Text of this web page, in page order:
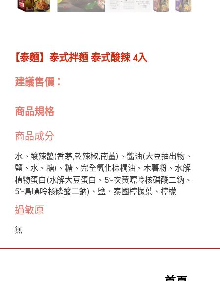
【泰麵】泰式拌麵 泰式酸辣 4入
建議售價：
商品規格
商品成分
水、酸辣醬(香茅,乾辣椒,南薑)、醬油(大豆抽出物、
鹽、水、糖)、糖、完全氫化棕櫚油、木薯粉、水解
植物蛋白(水解大豆蛋白、5’-次黃嘌呤核磷酸二鈉、
5’-鳥嘌呤核磷酸二鈉)、鹽、泰國檸檬葉、檸檬
過敏原
無